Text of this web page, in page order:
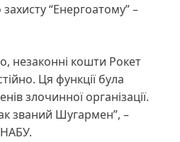
“Енергоатому” –
незаконні кошти Рокет
Ця функції була
злочинної організації.
званий Шугармен”, –
НАБУ.